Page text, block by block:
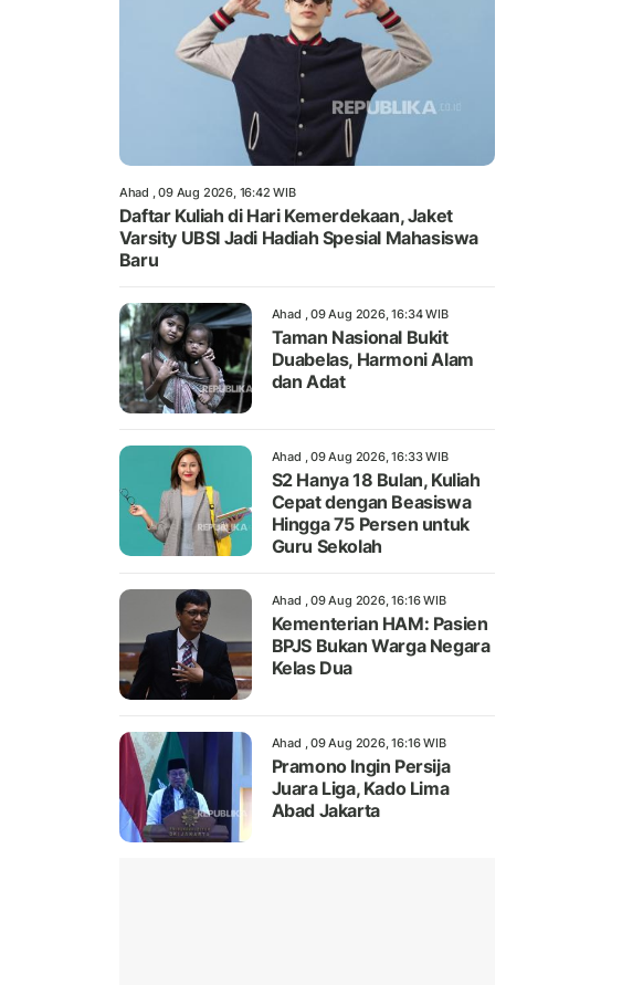
Ahad , 09 Aug 2026, 16:42 WIB
Daftar Kuliah di Hari Kemerdekaan, Jaket
Varsity UBSI Jadi Hadiah Spesial Mahasiswa
Baru
Ahad , 09 Aug 2026, 16:34 WIB
Taman Nasional Bukit
Duabelas, Harmoni Alam
dan Adat
Ahad , 09 Aug 2026, 16:33 WIB
S2 Hanya 18 Bulan, Kuliah
Cepat dengan Beasiswa
Hingga 75 Persen untuk
Guru Sekolah
Ahad , 09 Aug 2026, 16:16 WIB
Kementerian HAM: Pasien
BPJS Bukan Warga Negara
Kelas Dua
Ahad , 09 Aug 2026, 16:16 WIB
Pramono Ingin Persija
Juara Liga, Kado Lima
Abad Jakarta